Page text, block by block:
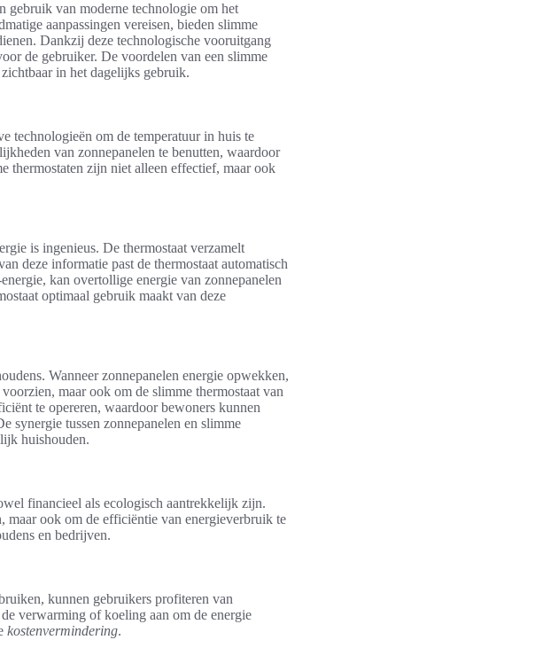
gebruik van moderne technologie om het
aanpassingen vereisen, bieden slimme
Dankzij deze technologische vooruitgang
de gebruiker. De voordelen van een slimme
in het dagelijks gebruik.
technologieën om de temperatuur in huis te
van zonnepanelen te benutten, waardoor
thermostaten zijn niet alleen effectief, maar ook
is ingenieus. De thermostaat verzamelt
deze informatie past de thermostaat automatisch
kan overtollige energie van zonnepanelen
optimaal gebruik maakt van deze
Wanneer zonnepanelen energie opwekken,
maar ook om de slimme thermostaat van
te opereren, waardoor bewoners kunnen
synergie tussen zonnepanelen en slimme
huishouden.
financieel als ecologisch aantrekkelijk zijn.
maar ook om de efficiëntie van energieverbruik te
en bedrijven.
kunnen gebruikers profiteren van
verwarming of koeling aan om de energie
kostenvermindering.